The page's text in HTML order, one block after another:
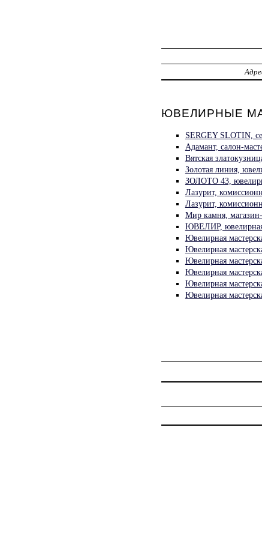
ЮВЕЛИРНЫЕ
SERGEY SLOTIN,
Адамант, салон-
Вятская
Золотая линия,
ЗОЛОТО 43,
Лазурит,
Лазурит,
Мир камня, магазин-
ЮВЕЛИР,
Ювелирная
Ювелирная
Ювелирная
Ювелирная
Ювелирная
Ювелирная